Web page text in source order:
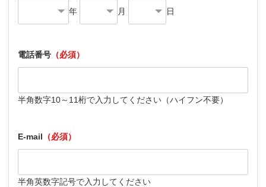
年 月 日
電話番号 （必須）
半角数字10～11桁で入力してください（ハイフン不要）
E-mail （必須）
半角英数字記号で入力してください